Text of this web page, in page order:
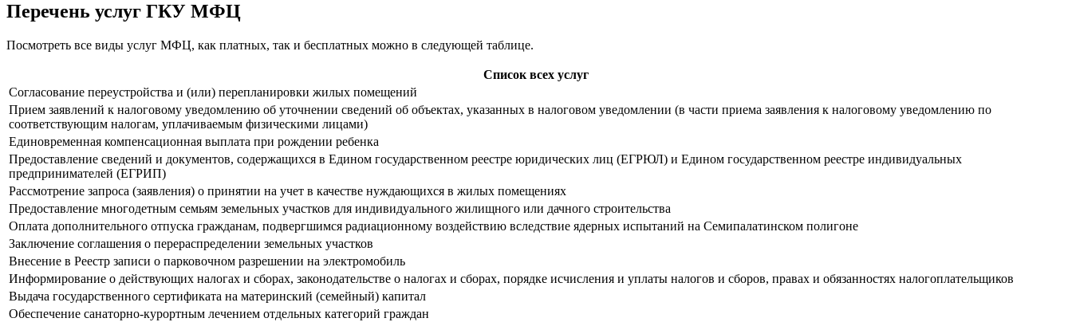
Перечень услуг ГКУ МФЦ
Посмотреть все виды услуг МФЦ, как платных, так и бесплатных можно в следующей таблице.
Список всех услуг
Согласование переустройства и (или) перепланировки жилых помещений
Прием заявлений к налоговому уведомлению об уточнении сведений об объектах, указанных в налоговом уведомлении (в части приема заявления к налоговому уведомлению по
соответствующим налогам, уплачиваемым физическими лицами)
Единовременная компенсационная выплата при рождении ребенка
Предоставление сведений и документов, содержащихся в Едином государственном реестре юридических лиц (ЕГРЮЛ) и Едином государственном реестре индивидуальных
предпринимателей (ЕГРИП)
Рассмотрение запроса (заявления) о принятии на учет в качестве нуждающихся в жилых помещениях
Предоставление многодетным семьям земельных участков для индивидуального жилищного или дачного строительства
Оплата дополнительного отпуска гражданам, подвергшимся радиационному воздействию вследствие ядерных испытаний на Семипалатинском полигоне
Заключение соглашения о перераспределении земельных участков
Внесение в Реестр записи о парковочном разрешении на электромобиль
Информирование о действующих налогах и сборах, законодательстве о налогах и сборах, порядке исчисления и уплаты налогов и сборов, правах и обязанностях налогоплательщиков
Выдача государственного сертификата на материнский (семейный) капитал
Обеспечение санаторно-курортным лечением отдельных категорий граждан